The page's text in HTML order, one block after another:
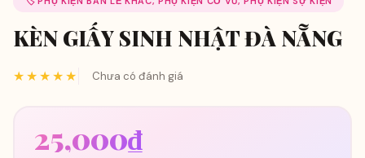
KÈN GIẤY SINH NHẬT ĐÀ NẴNG
★★★★★ Chưa có đánh giá
25,000₫